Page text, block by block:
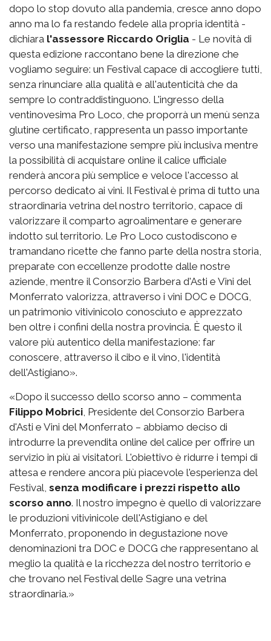
dopo lo stop dovuto alla pandemia, cresce anno dopo
anno ma lo fa restando fedele alla propria identità -
dichiara l'assessore Riccardo Origlia - Le novità di
questa edizione raccontano bene la direzione che
vogliamo seguire: un Festival capace di accogliere tutti,
senza rinunciare alla qualità e all'autenticità che da
sempre lo contraddistinguono. L'ingresso della
ventinovesima Pro Loco, che proporrà un menù senza
glutine certificato, rappresenta un passo importante
verso una manifestazione sempre più inclusiva mentre
la possibilità di acquistare online il calice ufficiale
renderà ancora più semplice e veloce l'accesso al
percorso dedicato ai vini. Il Festival è prima di tutto una
straordinaria vetrina del nostro territorio, capace di
valorizzare il comparto agroalimentare e generare
indotto sul territorio. Le Pro Loco custodiscono e
tramandano ricette che fanno parte della nostra storia,
preparate con eccellenze prodotte dalle nostre
aziende, mentre il Consorzio Barbera d'Asti e Vini del
Monferrato valorizza, attraverso i vini DOC e DOCG,
un patrimonio vitivinicolo conosciuto e apprezzato
ben oltre i confini della nostra provincia. È questo il
valore più autentico della manifestazione: far
conoscere, attraverso il cibo e il vino, l'identità
dell'Astigiano».
«Dopo il successo dello scorso anno – commenta
Filippo Mobrici , Presidente del Consorzio Barbera
d'Asti e Vini del Monferrato – abbiamo deciso di
introdurre la prevendita online del calice per offrire un
servizio in più ai visitatori. L'obiettivo è ridurre i tempi di
attesa e rendere ancora più piacevole l'esperienza del
Festival, senza modificare i prezzi rispetto allo
scorso anno. Il nostro impegno è quello di valorizzare
le produzioni vitivinicole dell'Astigiano e del
Monferrato, proponendo in degustazione nove
denominazioni tra DOC e DOCG che rappresentano al
meglio la qualità e la ricchezza del nostro territorio e
che trovano nel Festival delle Sagre una vetrina
straordinaria.»